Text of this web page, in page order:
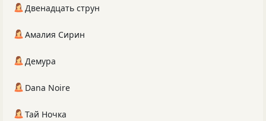
Двенадцать струн
Амалия Сирин
Демура
Dana Noire
Тай Ночка